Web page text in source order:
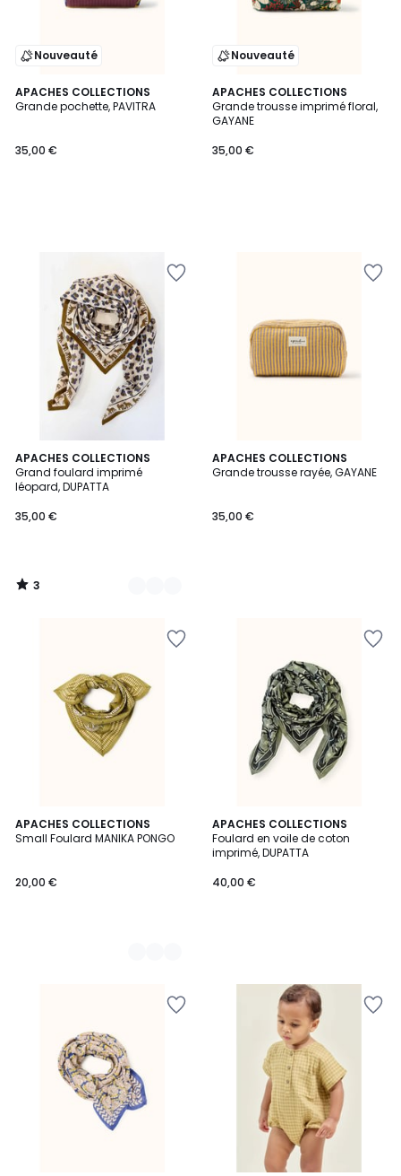
Nouveauté
APACHES COLLECTIONS
Grande pochette, PAVITRA
35,00 €
Nouveauté
APACHES COLLECTIONS
Grande trousse imprimé floral,
GAYANE
35,00 €
APACHES COLLECTIONS
Grand foulard imprimé
léopard, DUPATTA
35,00 €
3
/
5
2
Couleurs
3
/
APACHES COLLECTIONS
Grande trousse rayée, GAYANE
35,00 €
APACHES COLLECTIONS
Small Foulard MANIKA PONGO
20,00 €
5
Couleurs
APACHES COLLECTIONS
Foulard en voile de coton
imprimé, DUPATTA
40,00 €